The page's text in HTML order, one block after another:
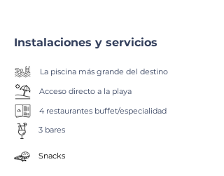
Instalaciones y servicios
La piscina más grande del destino
Acceso directo a la playa
4 restaurantes buffet/especialidad
3 bares
Snacks